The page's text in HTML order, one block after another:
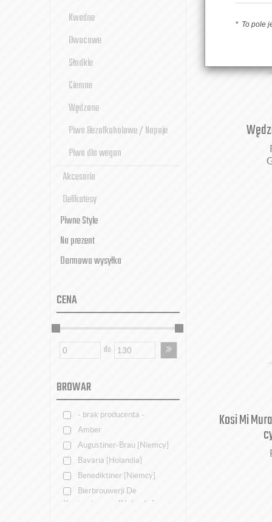
Kwaśne
Owocowe
Słodkie
Ciemne
Wędzone
Piwa Bezalkoholowe / Napoje
Piwa dla wegan
Akcesoria
Delikatesy
Piwne Style
Na prezent
Darmowa wysyłka
CENA
do
BROWAR
- brak producenta -
Amber
Augustiner-Brau [Niemcy]
Bavaria [Holandia]
Benediktiner [Niemcy]
Bierbrouwerji De
Koningshoeven [Holandia]
Kosi Mi
To pole